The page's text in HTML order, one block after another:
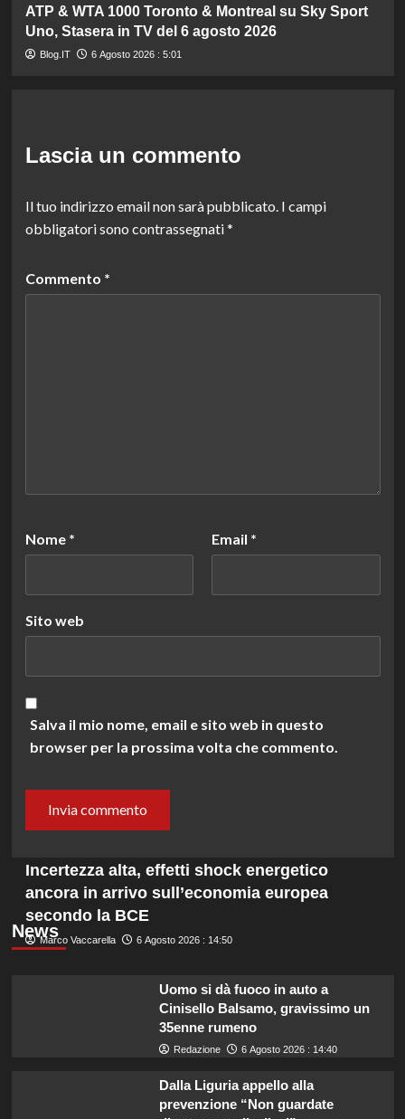
ATP & WTA 1000 Toronto & Montreal su Sky Sport
Uno, Stasera in TV del 6 agosto 2026
Blog.IT 6 Agosto 2026 : 5:01
Lascia un commento
Il tuo indirizzo email non sarà pubblicato. I campi
obbligatori sono contrassegnati*
Commento *
Nome * Email *
Sito web
Salva il mio nome, email e sito web in questo
browser per la prossima volta che commento.
News
Incertezza alta, effetti shock energetico
ancora in arrivo sull’economia europea
secondo la BCE
Marco Vaccarella 6 Agosto 2026 : 14:50
Uomo si dà fuoco in auto a
Cinisello Balsamo, gravissimo un
35enne rumeno
Redazione 6 Agosto 2026 : 14:40
Dalla Liguria appello alla
prevenzione “Non guardate